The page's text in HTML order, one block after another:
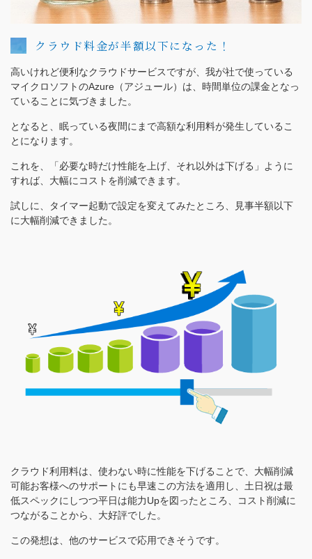
クラウド料金が半額以下になった！
高いけれど便利なクラウドサービスですが、我が社で使っている
マイクロソフトのAzure（アジュール）は、時間単位の課金となっ
ていることに気づきました。
となると、眠っている夜間にまで高額な利用料が発生しているこ
とになります。
これを、「必要な時だけ性能を上げ、それ以外は下げる」ように
すれば、大幅にコストを削減できます。
試しに、タイマー起動で設定を変えてみたところ、見事半額以下
に大幅削減できました。
クラウド利用料は、使わない時に性能を下げることで、大幅削減
可能お客様へのサポートにも早速この方法を適用し、土日祝は最
低スペックにしつつ平日は能力Upを図ったところ、コスト削減に
つながることから、大好評でした。
この発想は、他のサービスで応用できそうです。